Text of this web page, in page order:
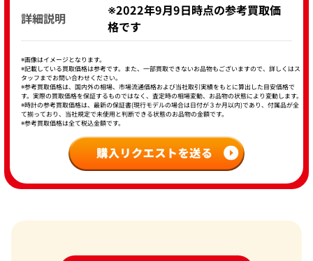
詳細説明
※2022年9月9日時点の参考買取価
格です
※画像はイメージとなります。
※記載している買取価格は参考です。また、一部買取できないお品物もございますので、詳しくはス
タッフまでお問い合わせください。
※参考買取価格は、国内外の相場、市場流通価格および当社取引実績をもとに算出した目安価格で
す。実際の買取価格を保証するものではなく、査定時の相場変動、お品物の状態により変動します。
※時計の参考買取価格は、最新の保証書(現行モデルの場合は日付が３か月以内)であり、付属品が全
て揃っており、当社規定で未使用と判断できる状態のお品物の金額です。
※参考買取価格は全て税込金額です。